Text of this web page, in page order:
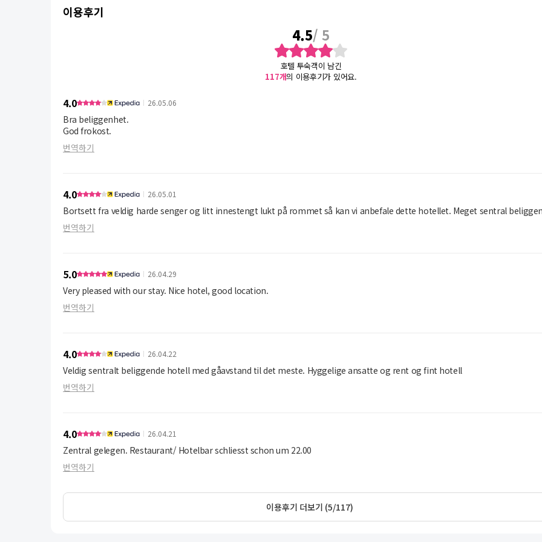
이용후기
4.5/ 5
호텔 투숙객이 남긴
117개의 이용후기가 있어요.
4.0 26.05.06
Bra beliggenhet.
번역하기
4.0 26.05.01
Bortsett fra veldig harde senger og litt innestengt lukt på rommet så kan vi anbefale dette hotellet. Meget sentral
번역하기
5.0 26.04.29
Very pleased with our stay. Nice hotel, good location.
번역하기
4.0 26.04.22
Veldig sentralt beliggende hotell med gåavstand til det meste. Hyggelige ansatte og rent og fint hotell
번역하기
4.0 26.04.21
Zentral gelegen. Restaurant/ Hotelbar schliesst schon um 22.00
번역하기
이용후기 더보기 (5/117)